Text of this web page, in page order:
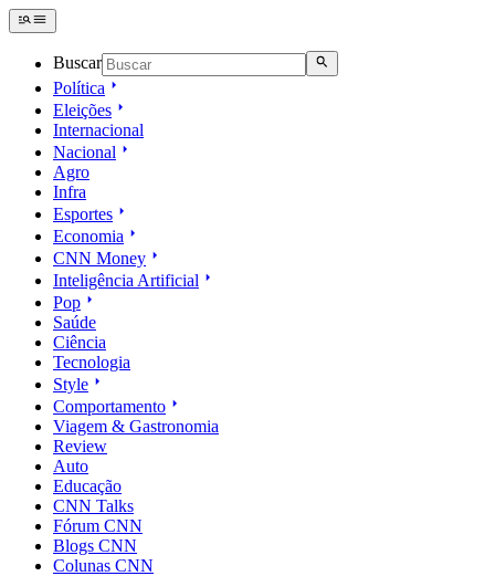
Buscar
Política
Eleições
Internacional
Nacional
Agro
Infra
Esportes
Economia
CNN Money
Inteligência Artificial
Pop
Saúde
Ciência
Tecnologia
Style
Comportamento
Viagem & Gastronomia
Review
Auto
Educação
CNN Talks
Fórum CNN
Blogs CNN
Colunas CNN